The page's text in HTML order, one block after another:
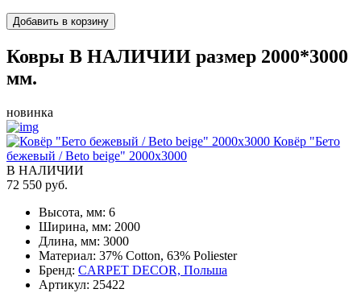
Добавить в корзину
Ковры В НАЛИЧИИ размер 2000*3000
мм.
новинка
Ковёр "Бето
бежевый / Beto beige" 2000x3000
В НАЛИЧИИ
72 550 руб.
Высота, мм: 6
Ширина, мм: 2000
Длина, мм: 3000
Материал: 37% Cotton, 63% Poliester
Бренд: CARPET DECOR, Польша
Артикул: 25422